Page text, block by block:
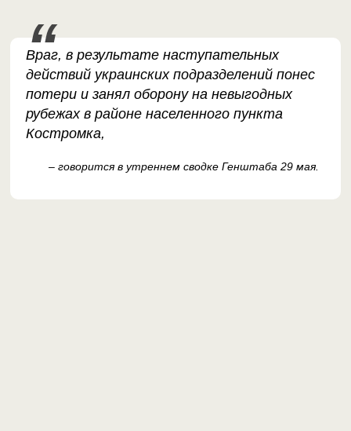
Враг, в результате наступательных
действий украинских подразделений понес
потери и занял оборону на невыгодных
рубежах в районе населенного пункта
Костромка,
– говорится в утреннем сводке Генштаба 29 мая.